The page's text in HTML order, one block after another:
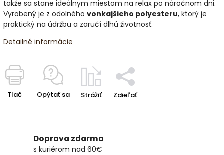
takže sa stane ideálnym miestom na relax po náročnom dni.
Vyrobený je z odolného vonkajšieho polyesteru, ktorý je
praktický na údržbu a zaručí dlhú životnosť.
Detailné informácie
Tlač Opýtať sa Strážiť Zdieľať
Doprava zdarma
s kuriérom nad 60€